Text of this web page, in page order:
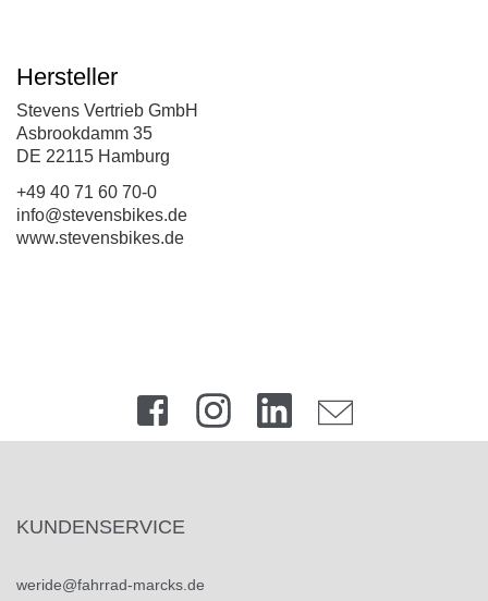
Hersteller
Stevens Vertrieb GmbH
Asbrookdamm 35
DE 22115 Hamburg
+49 40 71 60 70-0
info@stevensbikes.de
www.stevensbikes.de
KUNDENSERVICE
weride@fahrrad-marcks.de